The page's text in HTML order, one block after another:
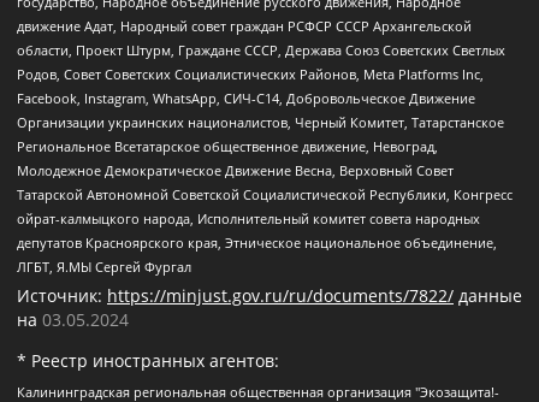
движение Адат, Народный совет граждан РСФСР СССР Архангельской
области, Проект Штурм, Граждане СССР, Держава Союз Советских Светлых
Родов, Совет Советских Социалистических Районов, Meta Platforms Inc,
Facebook, Instagram, WhatsApp, СИЧ-С14, Добровольческое Движение
Организации украинских националистов, Черный Комитет, Татарстанское
Региональное Всетатарское общественное движение, Невоград,
Молодежное Демократическое Движение Весна, Верховный Совет
Татарской Автономной Советской Социалистической Республики, Конгресс
ойрат-калмыцкого народа, Исполнительный комитет совета народных
депутатов Красноярского края, Этническое национальное объединение,
ЛГБТ, Я.МЫ Сергей Фургал
Источник: https://minjust.gov.ru/ru/documents/7822/ данные
на 03.05.2024
* Реестр иностранных агентов:
Калининградская региональная общественная организация "Экозащита!-Женсовет", Фонд содействия защите прав и свобод граждан "Общественный вердикт", Фонд "Институт Развития Свободы Информации", Частное учреждение "Информационное агентство МЕМО. РУ", Региональная общественная организация "Общественная комиссия по сохранению наследия академика Сахарова", Фонд поддержки свободы прессы, Санкт-Петербургская общественная правозащитная организация "Гражданский контроль", Межрегиональная общественная организация "Информационно-просветительский центр "Мемориал", Региональный Фонд "Центр Защиты Прав Средств Массовой Информации", с 05.12.2023 Фонд "Центр Защиты Прав Средств массовой информации", Региональная общественная благотворительная организация помощи беженцам и мигрантам "Гражданское содействие", Негосударственное образовательное учреждение дополнительного профессионального образования (повышение квалификации) специалистов "АКАДЕМИЯ ПО ПРАВАМ ЧЕЛОВЕКА", Свердловская региональная общественная организация "Сутяжник", Автономная некоммерческая организация "Центр независимых социологических исследований", Союз общественных объединений "Российский исследовательский центр по правам человека", Региональное общественное учреждение научно-информационный центр "МЕМОРИАЛ", Некоммерческая организация "Фонд защиты гласности", Автономная некоммерческая организация "Институт прав человека", Городская общественная организация "Екатеринбургское общество "МЕМОРИАЛ", Городская общественная организация "Рязанское историко-просветительское и правозащитное общество "Мемориал" (Рязанский Мемориал), Челябинский региональный орган общественной самодеятельности – женское общественное объединение "Женщины Евразии", Челябинский региональный орган общественной самодеятельности "Уральская правозащитная группа", Фонд содействия защите здоровья и социальной справедливости имени Андрея Рылькова, Автономная Некоммерческая Организация "Аналитический Центр Юрия Левады", Автономная некоммерческая организация социальной поддержки населения "Проект Апрель", Региональная общественная организация помощи женщинам и детям, находящимся в кризисной ситуации "Информационно-методический центр "Анна", Фонд содействия развитию массовых коммуникаций и правовому просвещению "Так-так-Так", Фонд содействия устойчивому развитию "Серебряная тайга", Свердловский региональный общественный фонд социальных проектов "Новое время", "Idel.Реалии", Кавказ.Реалии, Крым.Реалии, Телеканал Настоящее Время, Татаро-башкирская служба Радио Свобода (Azatliq Radiosi), Радио Свободная Европа/Радио Свобода (PCE/PC), "Сибирь.Реалии", "Фактограф", Благотворительный фонд помощи осужденным и их семьям, Автономная некоммерческая организация "Институт глобализации и социальных движений", Фонд "В защиту прав заключенных", Частное учреждение "Центр поддержки и содействия развитию средств массовой информации", Пензенский региональный общественный благотворительный фонд "Гражданский союз", "Север.Реалии", Некоммерческая организация Фонд "Правовая инициатива", Общество с ограниченной ответственностью "Радио Свободная Европа/Радио Свобода", Чешское информационное агентство "MEDIUM-ORIENT", Красноярская региональная общественная организация "Мы против СПИДа", Камалягин Денис Николаевич, Маркелов Сергей Евгеньевич, Пономарев Лев Александрович, Савицкая Людмила Алексеевна, Автономная некоммерческая организация "Центр по работе с проблемой насилия "НАСИЛИЮ.НЕТ", Межрегиональный профессиональный союз работников здравоохранения "Альянс врачей", Юридическое лицо, зарегистрированное в Латвийской Республике, SIA "Medusa Project" (регистрационный номер 40103797863, дата регистрации 10.06.2014), Некоммерческая организация "Фонд по борьбе с коррупцией", Автономная некоммерческая организация "Институт права и публичной политики", Баданин Роман Сергеевич, Гликин Максим Александрович, Железнова Мария Михайловна, Лукьянова Юлия Сергеевна, Маетная Елизавета Витальевна, Маняхин Петр Борисович, Чуракова Ольга Владимировна, Ярош Юлия Петровна, Юридическое лицо "The Insider SIA", зарегистрированное в Риге, Латвийская Республика (дата регистрации 26.06.2015), являющееся администратором доменного имени интернет-издания "The Insider SIA", https://theins.ru, Постернак Алексей Евгеньевич, Рубин Михаил Аркадьевич, Анин Роман Александрович, Юридическое лицо Istories fonds, зарегистрированное в Латвийской Республике (регистрационный номер 50008295751, дата регистрации 24.02.2020), Великовский Дмитрий Александрович, Долинина Ирина Николаевна, Мароховская Алеся Алексеевна, Шлейнов Роман Юрьевич, Шмагун Олеся Валентиновна, Общество с ограниченной ответственностью "Альтаир 2021", Общество с ограниченной ответственностью "Вега 2021", Общество с ограниченной ответственностью "Главный редактор 2021", Общество с ограниченной ответственностью "Ромашки монолит", Важенков Артем Валерьевич, Ивановская областная общественная организация "Центр гендерных исследований", Гурман Юрий Альбертович, Медиапроект "ОВД-Инфо", Егоров Владимир Владимирович, Жилинский Владимир Александрович, Общество с ограниченной ответственностью "ЗП", Иванова София Юрьевна, Карезина Инна Павловна, Кильтау Екатерина Викторовна, Петров Алексей Викторович, Пискунов Сергей Евгеньевич, Смирнов Сергей Сергеевич, Тихонов Михаил Сергеевич, Общество с ограниченной ответственностью "ЖУРНАЛИСТ-ИНОСТРАННЫЙ АГЕНТ", Арапова Галина Юрьевна, Вольтская Татьяна Анатольевна, Американская компания "Mason G.E.S. Anonymous Foundation" (США), являющаяся владельцем интернет-издания https://mnews.world/, Компания "Stichting Bellingcat", зарегистрированная в Нидерландах (дата регистрации 11.07.2018), Захаров Андрей Вячеславович, Клепиковская Екатерина Дмитриевна, Общество с ограниченной ответственностью "МЕМО", Перл Роман Александрович, Симонов Евгений Алексеевич, Соловьева Елена Анатольевна, Сотников Даниил Владимирович, Сурначева Елизавета Дмитриевна, Автономная некоммерческая организация по защите прав человека и информированию населения "Якутия – Наше Мнение", Общество с ограниченной ответственностью "Москоу диджитал медиа", с 26.01.2023 Общество с ограниченной ответственностью "Чайка Белые сады", Ветошкина Валерия Валерьевна, Заговора Максим Александрович, Межрегиональное общественное движение "Российская ЛГБТ - сеть", Оленичев Максим Владимирович, Павлов Иван Юрьевич, Скворцова Елена Сергеевна, Общество с ограниченной ответственностью "Как бы инагент", Кочетков Игорь Викторович, Общество с ограниченной ответственностью "Честные выборы", Еланчик Олег Александрович, Общество с ограниченной ответственностью "Нобелевский призыв", Гималова Регина Эмилевна, Григорьев Андрей Валерьевич, Григорьева Алина Александровна, Ассоциация по содействию защите прав призывников, альтернативнослужащих и военнослужащих "Правозащитная группа "Гражданин.Армия.Право", Хисамова Регина Фаритовна, Автономная некоммерческая организация по реализации социально-правовых программ "Лилит", Дальневосточное общественное движение "Маяк", Санкт-Петербургская ЛГБТ-инициативная группа "Выход", Инициативная группа ЛГБТ+ "Реверс", Алексеев Андрей Викторович, Бекбулатова Таисия Львовна, Беляев Иван Михайлович, Владыкина Елена Сергеевна, Гельман Марат Александрович, Никульшина Вероника Юрьевна, Толоконникова Надежда Андреевна, Шендерович Виктор Анатольевич, Общество с ограниченной ответственностью "Данное сообщение", Общество с ограниченной ответственностью Издательский дом "Новая глава", Айнбиндер Александра Александровна, Московский комьюнити-центр для ЛГБТ+инициатив, Благотворительный фонд развития филантропии, Deutsche Welle (Германия, Kurt-Schumacher-Strasse 3, 53113 Bonn), Борзунова Мария Михайловна, Воробьев Виктор Викторович, Голубева Анна Львовна, Константинова Алла Михайловна, Малкова Ирина Владимировна, Мурадов Мурад Абдулгалимович, Осетинская Елизавета Николаевна, Понасенков Евгений Николаевич, Ганапольский Матвей Юрьевич, Киселев Евгений Алексеевич, Борухович Ирина Григорьевна, Дремин Иван Тимофеевич, Дубровский Дмитрий Викторович, Красноярская региональная общественная организация поддержки и развития альтернативных образовательных технологий и межкультурных коммуникаций "ИНТЕРРА", Маяковская Екатерина Алексеевна, Фейгин Марк Захарович, Филимонов Андрей Викторович, Дзугкоева Регина Николаевна, Доброхотов Роман Александрович, Дудь Юрий Александрович, Елкин Сергей Владимирович, Кругликов Кирилл Игоревич, Сабунаева Мария Леонидовна, Семенов Алексей Владимирович, Шаинян Карен Багратович, Шульман Екатерина Михайловна, Асафьев Артур Валерьевич, Вахштайн Виктор Семенович, Венедиктов Алексей Алексеевич, Лушникова Екатерина Евгеньевна, Волков Леонид Михайлович, Невзоров Александр Глебович, Пархоменко Сергей Борисович, Сироткин Ярослав Николаевич, Кара-Мурза Владимир Владимирович, Баранова Наталья Владимировна, Гозман Леонид Яковлевич, Кагарлицкий Борис Юльевич, Климарев Михаил Валерьевич, Милов Владимир Станиславович, Автономная некоммерческая организация Краснодарский центр современного искусства "Типография", Моргенштерн Алишер Тагирович, Соболь Любовь Эдуардовна, Общество с ограниченной ответственностью "ЛИЗА НОРМ", Каспаров Гарри Кимович, Ходорковский Михаил Борисович, Общество с ограниченной ответственностью "Апрельские тезисы", Данилович Ирина Брониславовна, Кашин Олег Владимирович, Петров Николай Владимирович, Пивоваров Алексей Владимирович, Соколов Михаил Владимирович, Цветкова Юлия Владимировна, Чичваркин Евгений Александрович, Комитет против пыток/Команда против пыток, Общество с ограниченной ответственностью "Первый научный", Общество с ограниченной ответственностью "Вертолет и ко", Белоцерковская Вероника Борисовна, Кац Максим Евгеньевич, Лазарева Татьяна Юрьевна, Шаведдинов Руслан Табризович, Яшин Илья Валерьевич, Общество с ограниченной ответственностью "Иноагент ААВ", Алешковский Дмитрий Петрович, Альбац Евгения Марковна, Быков Дмитрий Львович, Галямина Юлия Евгеньевна, Лойко Сергей Леонидович, Мартынов Кирилл Константинович, Медведев Сергей Александрович, Крашенинников Федор Геннадиевич, Гордеева Катерина Вл